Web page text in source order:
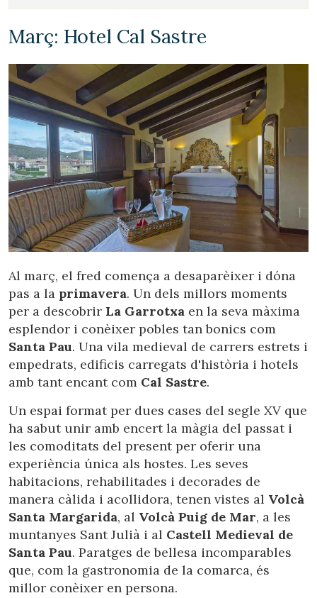
Març: Hotel Cal Sastre
Al març, el fred comença a desaparèixer i dóna
pas a la primavera. Un dels millors moments
per a descobrir La Garrotxa en la seva màxima
esplendor i conèixer pobles tan bonics com
Santa Pau. Una vila medieval de carrers estrets i
empedrats, edificis carregats d'història i hotels
amb tant encant com Cal Sastre.
Un espai format per dues cases del segle XV que
ha sabut unir amb encert la màgia del passat i
les comoditats del present per oferir una
experiència única als hostes. Les seves
habitacions, rehabilitades i decorades de
manera càlida i acollidora, tenen vistes al Volcà
Santa Margarida, al Volcà Puig de Mar, a les
muntanyes Sant Julià i al Castell Medieval de
Santa Pau. Paratges de bellesa incomparables
que, com la gastronomia de la comarca, és
millor conèixer en persona.